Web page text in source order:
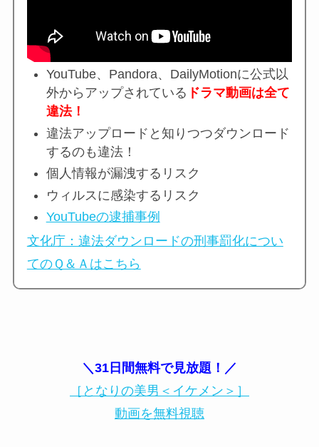
YouTube、Pandora、DailyMotionに公式以
外からアップされている ドラマ動画は全て
違法！
違法アップロードと知りつつダウンロード
するのも違法！
個人情報が漏洩するリスク
ウィルスに感染するリスク
YouTubeの逮捕事例
文化庁：違法ダウンロードの刑事罰化につい
てのＱ＆Ａはこちら
＼31日間無料で見放題！／
［となりの美男＜イケメン＞］
動画を無料視聴